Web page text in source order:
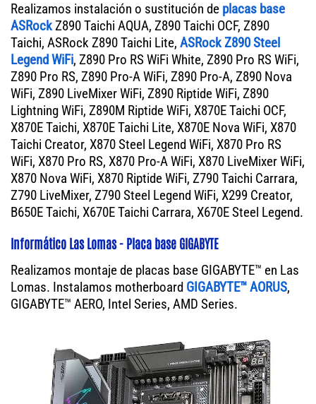
Realizamos instalación o sustitución de placas base
ASRockZ890 Taichi AQUA, Z890 Taichi OCF, Z890
Taichi, ASRock Z890 Taichi Lite, ASRock Z890 Steel
Legend WiFi, Z890 Pro RS WiFi White, Z890 Pro RS WiFi,
Z890 Pro RS, Z890 Pro-A WiFi, Z890 Pro-A, Z890 Nova
WiFi, Z890 LiveMixer WiFi, Z890 Riptide WiFi, Z890
Lightning WiFi, Z890M Riptide WiFi, X870E Taichi OCF,
X870E Taichi, X870E Taichi Lite, X870E Nova WiFi, X870
Taichi Creator, X870 Steel Legend WiFi, X870 Pro RS
WiFi, X870 Pro RS, X870 Pro-A WiFi, X870 LiveMixer WiFi,
X870 Nova WiFi, X870 Riptide WiFi, Z790 Taichi Carrara,
Z790 LiveMixer, Z790 Steel Legend WiFi, X299 Creator,
B650E Taichi, X670E Taichi Carrara, X670E Steel Legend.
Informático Las Lomas - Placa base GIGABYTE
Realizamos montaje de placas base GIGABYTE™ en Las
Lomas. Instalamos motherboard GIGABYTE™ AORUS,
GIGABYTE™ AERO, Intel Series, AMD Series.